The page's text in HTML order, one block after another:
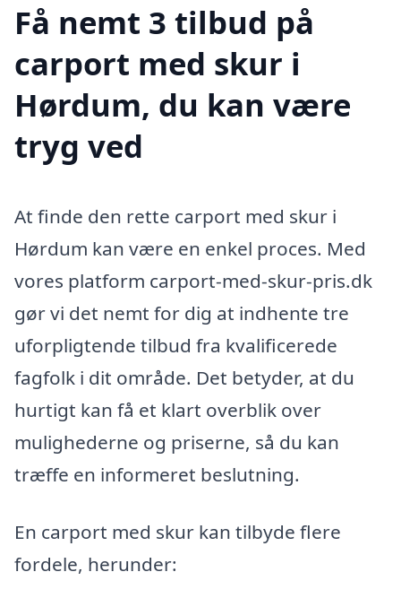
Få nemt 3 tilbud på
carport med skur i
Hørdum, du kan være
tryg ved
At finde den rette carport med skur i
Hørdum kan være en enkel proces. Med
vores platform carport-med-skur-pris.dk
gør vi det nemt for dig at indhente tre
uforpligtende tilbud fra kvalificerede
fagfolk i dit område. Det betyder, at du
hurtigt kan få et klart overblik over
mulighederne og priserne, så du kan
træffe en informeret beslutning.
En carport med skur kan tilbyde flere
fordele, herunder: